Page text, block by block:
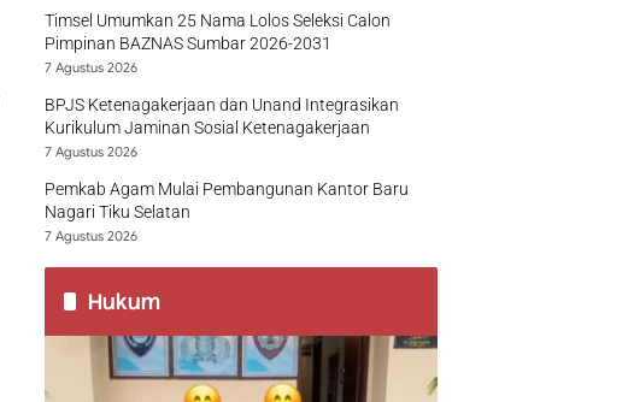
Timsel Umumkan 25 Nama Lolos Seleksi Calon
Pimpinan BAZNAS Sumbar 2026-2031
7 Agustus 2026
BPJS Ketenagakerjaan dan Unand Integrasikan
Kurikulum Jaminan Sosial Ketenagakerjaan
7 Agustus 2026
Pemkab Agam Mulai Pembangunan Kantor Baru
Nagari Tiku Selatan
7 Agustus 2026
Hukum